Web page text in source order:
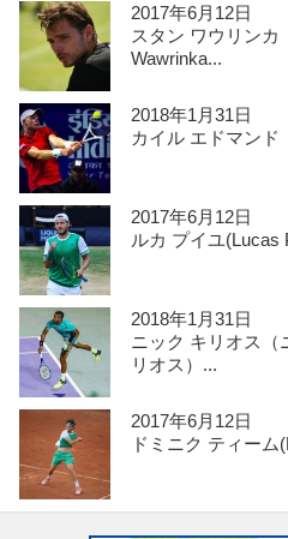
2017年6月12日
スタン ワウリンカ
Wawrinka...
2018年1月31日
カイル エドマンド
2017年6月12日
ルカ プイユ(Lucas
2018年1月31日
ニック キリオス（
リオス）...
2017年6月12日
ドミニク ティーム